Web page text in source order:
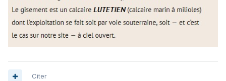
Citer